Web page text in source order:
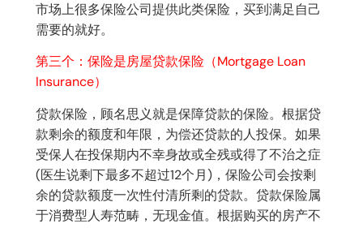
市场上很多保险公司提供此类保险，买到满足自己
需要的就好。
第三个：保险是房屋贷款保险（Mortgage Loan
Insurance）
贷款保险，顾名思义就是保障贷款的保险。根据贷
款剩余的额度和年限，为偿还贷款的人投保。如果
受保人在投保期内不幸身故或全残或得了不治之症
(医生说剩下最多不超过12个月)，保险公司会按剩
余的贷款额度一次性付清所剩的贷款。贷款保险属
于消费型人寿范畴，无现金值。根据购买的房产不